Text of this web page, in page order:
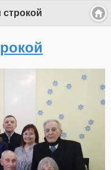
строкой